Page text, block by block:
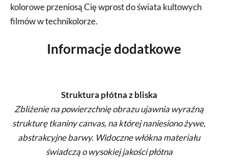
kolorowe przeniosą Cię wprost do świata kultowych
filmów w technikolorze.
Informacje dodatkowe
Struktura płótna z bliska
Zbliżenie na powierzchnię obrazu ujawnia wyraźną
strukturę tkaniny canvas, na której naniesiono żywe,
abstrakcyjne barwy. Widoczne włókna materiału
świadczą o wysokiej jakości płótna